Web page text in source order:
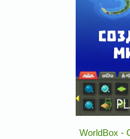
WorldBox -